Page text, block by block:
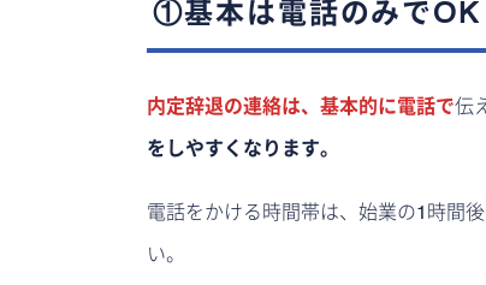
①基本は電話のみでOK
内定辞退の連絡は、基本的に電話で伝
をしやすくなります。
電話をかける時間帯は、始業の1時間
い。